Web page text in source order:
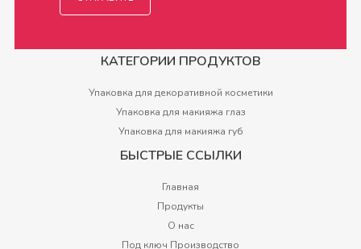
КАТЕГОРИИ ПРОДУКТОВ
Упаковка для декоративной косметики
Упаковка для макияжа глаз
Упаковка для макияжа губ
БЫСТРЫЕ ССЫЛКИ
Главная
Продукты
О нас
Под ключ Производство